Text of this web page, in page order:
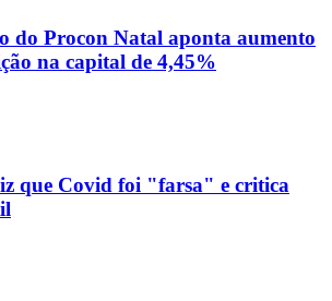
do Procon Natal aponta aumento
na capital de 4,45%
que Covid foi "farsa" e critica